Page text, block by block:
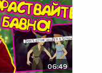
06:49